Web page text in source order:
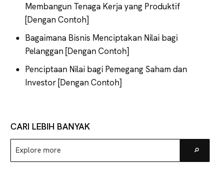
Membangun Tenaga Kerja yang Produktif
[Dengan Contoh]
Bagaimana Bisnis Menciptakan Nilai bagi
Pelanggan [Dengan Contoh]
Penciptaan Nilai bagi Pemegang Saham dan
Investor [Dengan Contoh]
CARI LEBIH BANYAK
Explore
more